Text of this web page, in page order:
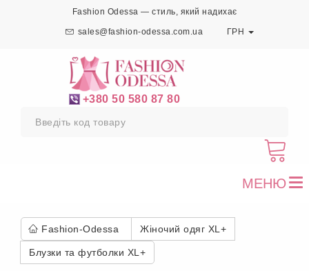
Fashion Odessa — стиль, який надихає
sales@fashion-odessa.com.ua ГРН
+380 50 580 87 80
МЕНЮ
Fashion-Odessa Жіночий одяг XL+
Блузки та футболки XL+